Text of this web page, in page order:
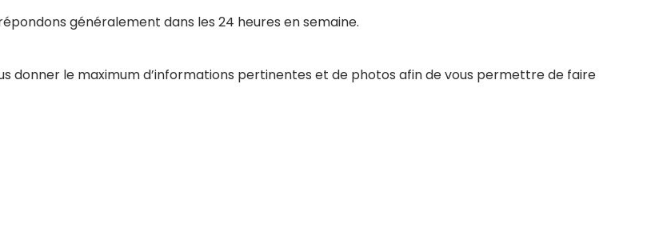
généralement dans les 24 heures en semaine.
donner le maximum d’informations pertinentes et de photos afin de vous permettre de faire